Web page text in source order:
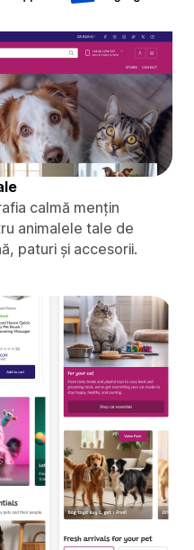
calmă mențin
animalele tale de
paturi și accesorii.